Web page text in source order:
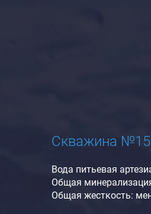
Скважина
Вода питьевая
Общая
Общая жесткость: